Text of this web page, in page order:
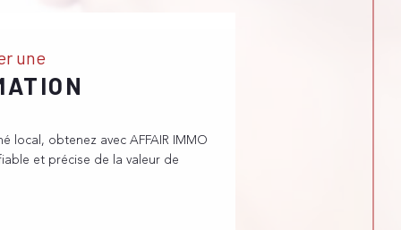
une
local, obtenez avec AFFAIR IMMO
et précise de la valeur de